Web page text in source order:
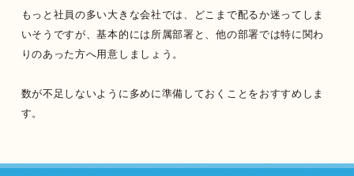
もっと社員の多い大きな会社では、どこまで配るか迷ってしま
いそうですが、基本的には所属部署と、他の部署では特に関わ
りのあった方へ用意しましょう。
数が不足しないように多めに準備しておくことをおすすめしま
す。